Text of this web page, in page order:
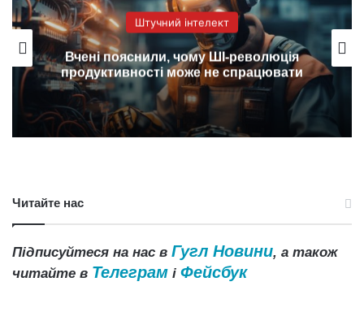
Штучний інтелект
Вчені пояснили, чому ШІ-революція
продуктивності може не спрацювати
Читайте нас
Підписуйтеся на нас в Гугл Новини, а також
читайте в Телеграм і Фейсбук